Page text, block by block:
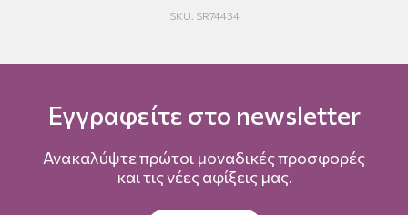
SKU: SR74434
Εγγραφείτε στο newsletter
Ανακαλύψτε πρώτοι μοναδικές προσφορές
και τις νέες αφίξεις μας.